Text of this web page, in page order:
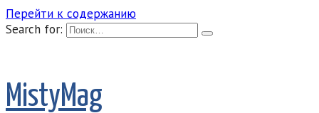
Перейти к содержанию
Search for:
MistyMag